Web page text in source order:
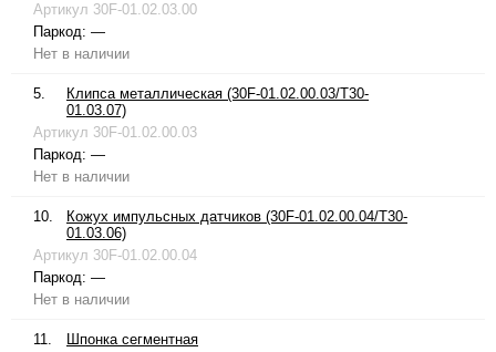
Артикул 30F-01.02.03.00
Паркод: —
Нет в наличии
5.
Клипса металлическая (30F-01.02.00.03/T30-
01.03.07)
Артикул 30F-01.02.00.03
Паркод: —
Нет в наличии
10.
Кожух импульсных датчиков (30F-01.02.00.04/T30-
01.03.06)
Артикул 30F-01.02.00.04
Паркод: —
Нет в наличии
11.
Шпонка сегментная